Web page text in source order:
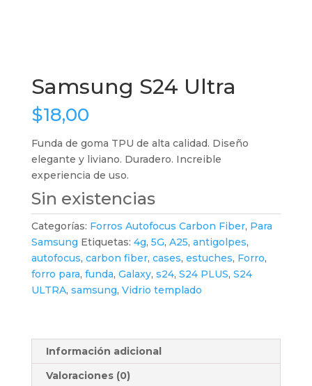
Samsung S24 Ultra
$18,00
Funda de goma TPU de alta calidad. Diseño
elegante y liviano. Duradero. Increible
experiencia de uso.
Sin existencias
Categorías: Forros Autofocus Carbon Fiber, Para
Samsung Etiquetas: 4g, 5G, A25, antigolpes,
autofocus, carbon fiber, cases, estuches, Forro,
forro para, funda, Galaxy, s24, S24 PLUS, S24
ULTRA, samsung, Vidrio templado
Información adicional
Valoraciones (0)